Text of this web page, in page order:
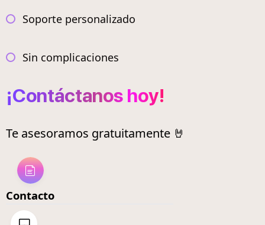
Soporte personalizado
Sin complicaciones
¡Contáctanos hoy!
Te asesoramos gratuitamente 🤘
Contacto